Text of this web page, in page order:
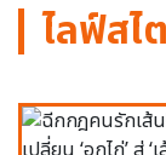
ไลฟ์สไ